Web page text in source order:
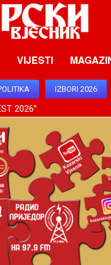
VIJESTI
IZBORI 2026
2026”